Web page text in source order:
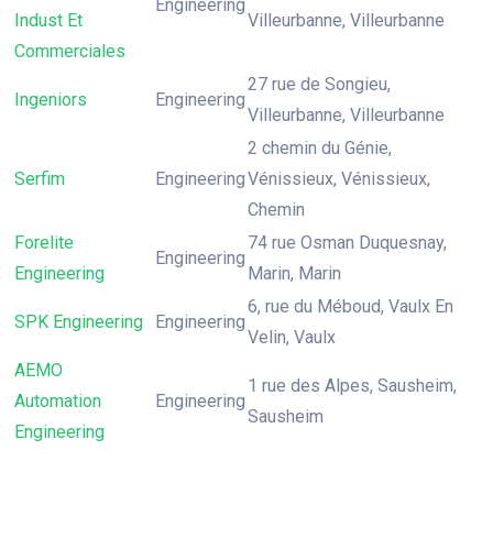
Indust Et
Commerciales
Engineering
Villeurbanne, Villeurbanne
Ingeniors Engineering
27 rue de Songieu,
Villeurbanne, Villeurbanne
Serfim Engineering
2 chemin du Génie,
Vénissieux, Vénissieux,
Chemin
Forelite
Engineering
Engineering
74 rue Osman Duquesnay,
Marin, Marin
SPK Engineering Engineering
6, rue du Méboud, Vaulx En
Velin, Vaulx
AEMO
Automation
Engineering
Engineering
1 rue des Alpes, Sausheim,
Sausheim